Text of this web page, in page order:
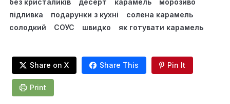
підливка
подарунки з кухні
солена карамель
солодкий
СОУС швидко як готувати карамель
Share on X Share This Pin It
Print